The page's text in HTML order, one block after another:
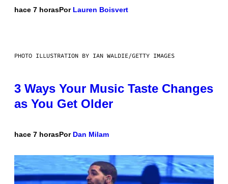
hace 7 horasPor Lauren Boisvert
PHOTO ILLUSTRATION BY IAN WALDIE/GETTY IMAGES
3 Ways Your Music Taste Changes
as You Get Older
hace 7 horasPor Dan Milam